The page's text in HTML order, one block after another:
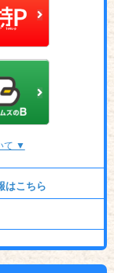
て ▼
はこちら